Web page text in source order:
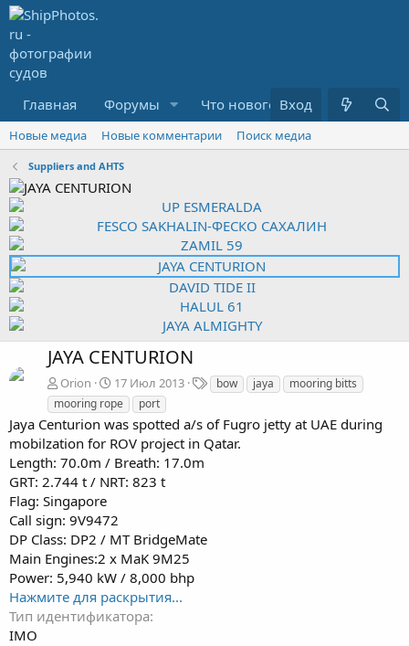
Главная Форумы Что нового? Медиа
Вход
Новые медиа Новые комментарии Поиск медиа
Suppliers and AHTS
JAYA CENTURION
Orion 17 Июл 2013
Т
и
bow jaya
mooring bitts
mooring rope
port
Jaya Centurion was spotted a/s of Fugro jetty at UAE during
mobilzation for ROV project in Qatar.
Length: 70.0m / Breath: 17.0m
GRT: 2.744 t / NRT: 823 t
Flag: Singapore
Call sign: 9V9472
DP Class: DP2 / MT BridgeMate
Main Engines:2 x MaK 9M25
Power: 5,940 kW / 8,000 bhp
Нажмите для раскрытия...
Тип идентификатора
IMO